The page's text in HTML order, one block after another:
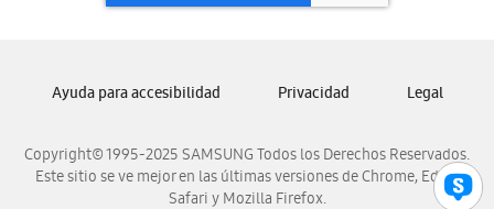
Samsung Panamá
Samsung Venezuela
Copyright© 1995-2025 SAMSUNG Todos los Derechos Reservados.
Este sitio se ve mejor en las últimas versiones de Chrome, Edge,
Safari y Mozilla Firefox.
Ayuda para accesibilidad Privacidad Legal